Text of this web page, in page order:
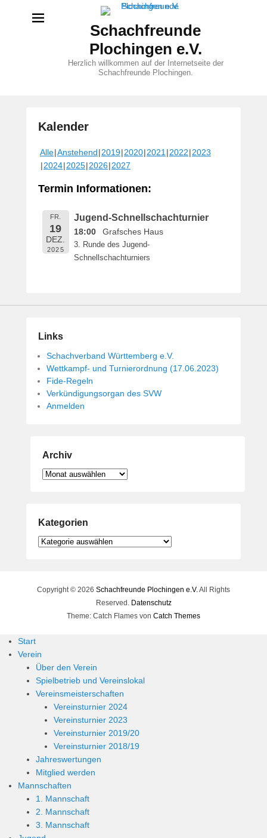
Schachfreunde
Plochingen e.V.
Herzlich willkommen auf der Internetseite der
Schachfreunde Plochingen.
Kalender
e
ö
m
1
4
.
M
a
1
9
B
e
a
r
t
i
n
Alle Anstehend 2019 2020 2021 2022 2023
2024 2025 2026 2027
Termin Informationen:
FR.
19
DEZ.
2025
Jugend-Schnellschachturnier
18:00 Grafsches Haus
3. Runde des Jugend-
Schnellschachturniers
Links
Schachverband Württemberg e.V.
Wettkampf- und Turnierordnung (17.06.2023)
Fide-Regeln
Verkündigungsorgan des SVW
Anmelden
Archiv
Archiv
Kategorien
Kategorien
Copyright © 2026 Schachfreunde Plochingen e.V.All Rights
Reserved. Datenschutz
Theme: Catch Flames von Catch Themes
Start
Verein
Über den Verein
Spielbetrieb und Vereinslokal
Vereinsmeisterschaften
Vereinsturnier 2024
Vereinsturnier 2023
Vereinsturnier 2019/20
Vereinsturnier 2018/19
Jahreswertungen
Mitglied werden
Mannschaften
1. Mannschaft
2. Mannschaft
3. Mannschaft